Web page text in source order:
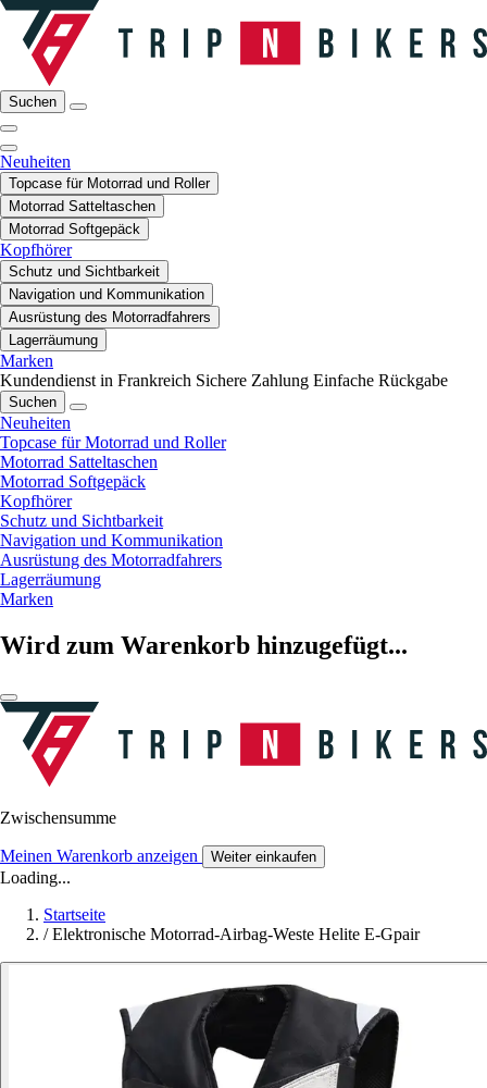
Suchen
Neuheiten
Topcase für Motorrad und Roller
Motorrad Satteltaschen
Motorrad Softgepäck
Kopfhörer
Schutz und Sichtbarkeit
Navigation und Kommunikation
Ausrüstung des Motorradfahrers
Lagerräumung
Marken
Kundendienst in Frankreich Sichere Zahlung Einfache Rückgabe
Suchen
Neuheiten
Topcase für Motorrad und Roller
Motorrad Satteltaschen
Motorrad Softgepäck
Kopfhörer
Schutz und Sichtbarkeit
Navigation und Kommunikation
Ausrüstung des Motorradfahrers
Lagerräumung
Marken
Wird zum Warenkorb hinzugefügt...
Zwischensumme
Meinen Warenkorb anzeigen Weiter einkaufen
Loading...
Startseite
/ Elektronische Motorrad-Airbag-Weste Helite E-Gpair